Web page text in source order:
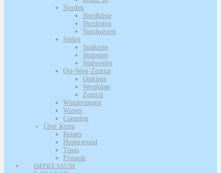
Norden
Nordküste
Nordosten
Nordwesten
Süden
Südküste
Südosten
Südwesten
Ost-West-Zentral
Ostküste
Westküste
Zentral
Wanderungen
Wasser
Camping
Über Kreta
Reisen
Hintergrund
Tipps
Freunde
IMPRESSUM